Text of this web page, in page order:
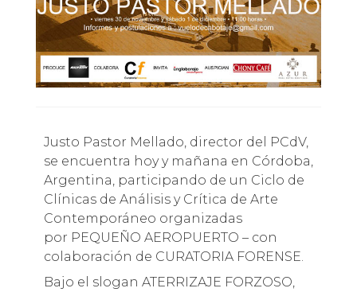
Justo Pastor Mellado, director del PCdV,
se encuentra hoy y mañana en Córdoba,
Argentina, participando de un Ciclo de
Clínicas de Análisis y Crítica de Arte
Contemporáneo organizadas
por PEQUEÑO AEROPUERTO – con
colaboración de CURATORIA FORENSE.
Bajo el slogan ATERRIZAJE FORZOSO,